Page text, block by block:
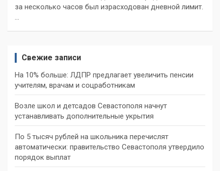
за несколько часов был израсходован дневной лимит.
…
Свежие записи
На 10% больше: ЛДПР предлагает увеличить пенсии
учителям, врачам и соцработникам
Возле школ и детсадов Севастополя начнут
устанавливать дополнительные укрытия
По 5 тысяч рублей на школьника перечислят
автоматически: правительство Севастополя утвердило
порядок выплат